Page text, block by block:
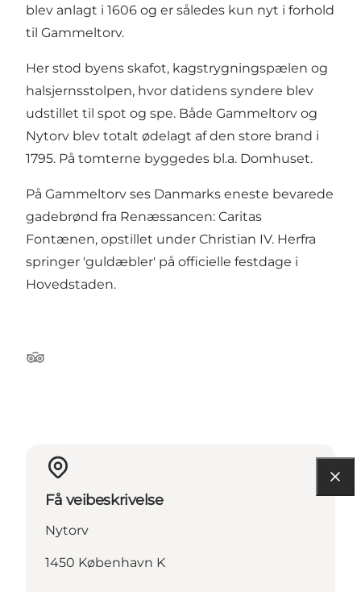
blev anlagt i 1606 og er således kun nyt i forhold
til Gammeltorv.
Her stod byens skafot, kagstrygningspælen og
halsjernsstolpen, hvor datidens syndere blev
udstillet til spot og spe. Både Gammeltorv og
Nytorv blev totalt ødelagt af den store brand i
1795. På tomterne byggedes bl.a. Domhuset.
På Gammeltorv ses Danmarks eneste bevarede
gadebrønd fra Renæssancen: Caritas
Fontænen, opstillet under Christian IV. Herfra
springer 'guldæbler' på officielle festdage i
Hovedstaden.
Tripadvisor
Få veibeskrivelse
Nytorv
1450 København K